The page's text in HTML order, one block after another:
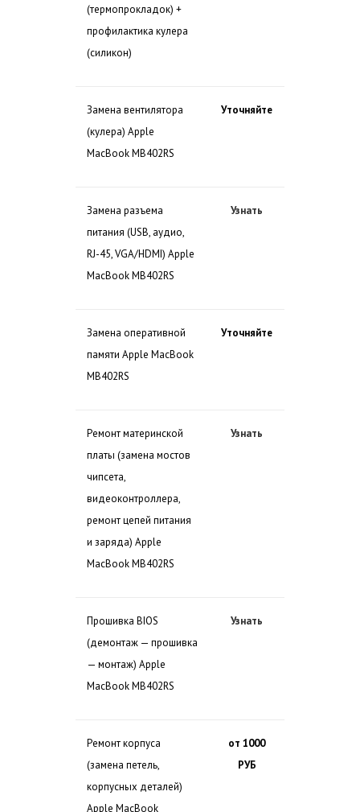
(термопрокладок) +
профилактика кулера
(силикон)
Замена вентилятора
(кулера) Apple
MacBook MB402RS
Уточняйте
Замена разъема
питания (USB, аудио,
RJ-45, VGA/HDMI) Apple
MacBook MB402RS
Узнать
Замена оперативной
памяти Apple MacBook
MB402RS
Уточняйте
Ремонт материнской
платы (замена мостов
чипсета,
видеоконтроллера,
ремонт цепей питания
и заряда) Apple
MacBook MB402RS
Узнать
Прошивка BIOS
(демонтаж — прошивка
— монтаж) Apple
MacBook MB402RS
Узнать
Ремонт корпуса
(замена петель,
корпусных деталей)
Apple MacBook
от 1000
РУБ